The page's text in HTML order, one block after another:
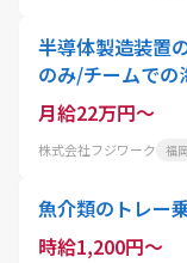
半導体製造装置
のみ/チームで
力0・海外初でも
月給22万円～
株式会社フジワーク 福
魚介類のトレー
時給1,200円～